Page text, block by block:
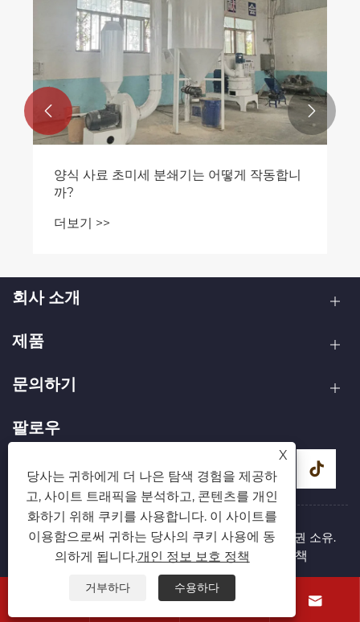
양식 사료 초미세 분쇄기는 어떻게 작동합니
까?
더보기 >>
 
회사 소개
제품
문의하기
팔로우
저작권 © 2026 칭다오 싱성웨이 기계 유한 회사 판권 소유.
LinksSitemapRSS XML 개인 정보 보호 정책
 
X
당사는 귀하에게 더 나은 탐색 경험을 제공하
고, 사이트 트래픽을 분석하고, 콘텐츠를 개인
화하기 위해 쿠키를 사용합니다. 이 사이트를
이용함으로써 귀하는 당사의 쿠키 사용에 동
의하게 됩니다.개인 정보 보호 정책
거부하다 수용하다